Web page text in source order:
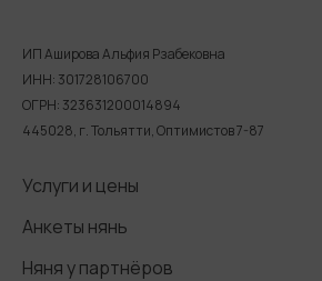
ИП Аширова Альфия Рзабековна
ИНН: 301728106700
ОГРН: 323631200014894
445028, г. Тольятти, Оптимистов 7-87
Услуги и цены
Анкеты нянь
Няня у партнёров